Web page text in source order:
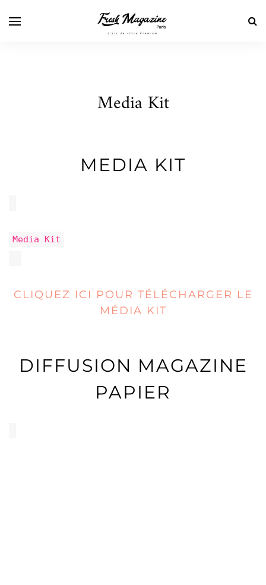
Media Kit
MEDIA KIT
Media Kit
CLIQUEZ ICI POUR TÉLÉCHARGER LE
MÉDIA KIT
DIFFUSION MAGAZINE
PAPIER